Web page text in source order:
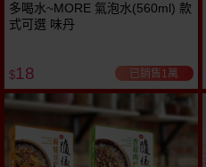
多喝水~MORE 氣泡水(560ml) 款
式可選 味丹
$18 已銷售1萬